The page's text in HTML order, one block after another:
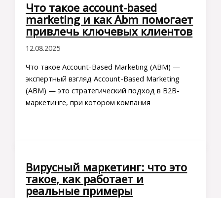
Что такое account-based
marketing и как Abm помогает
привлечь ключевых клиентов
12.08.2025
Что такое Account-Based Marketing (ABM) —
экспертный взгляд Account-Based Marketing
(ABM) — это стратегический подход в B2B-
маркетинге, при котором компания
Вирусный маркетинг: что это
такое, как работает и
реальные примеры